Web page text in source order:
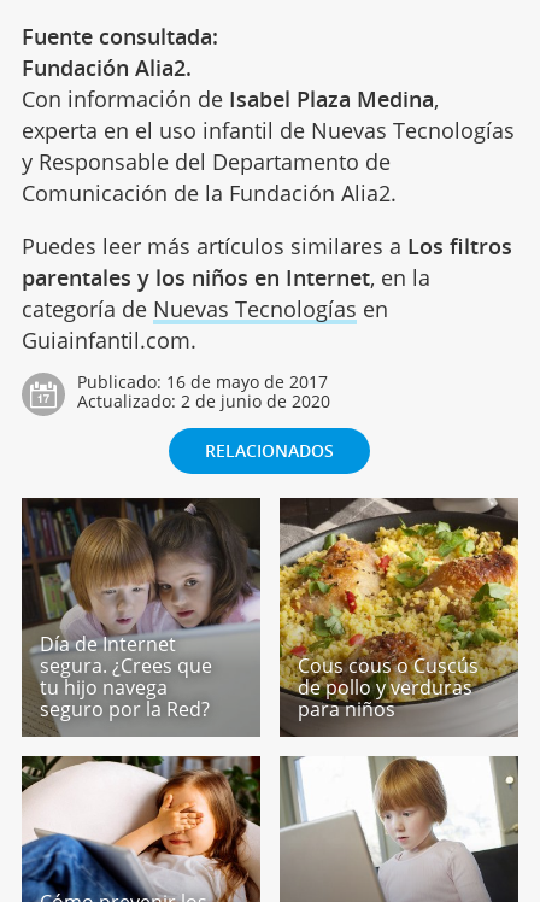
Fuente consultada:
Fundación Alia2.
Con información de Isabel Plaza Medina,
experta en el uso infantil de Nuevas Tecnologías
y Responsable del Departamento de
Comunicación de la Fundación Alia2.
Puedes leer más artículos similares a Los filtros
parentales y los niños en Internet, en la
categoría de Nuevas Tecnologías en
Guiainfantil.com.
Publicado: 16 de mayo de 2017
Actualizado: 2 de junio de 2020
RELACIONADOS
Día de Internet
segura. ¿Crees que
tu hijo navega
seguro por la Red?
Cous cous o Cuscús
de pollo y verduras
para niños